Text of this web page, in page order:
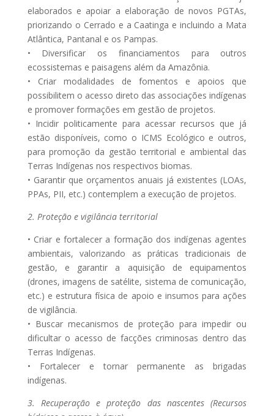
elaborados e apoiar a elaboração de novos PGTAs,
priorizando o Cerrado e a Caatinga e incluindo a Mata
Atlântica, Pantanal e os Pampas.
• Diversificar os financiamentos para outros
ecossistemas e paisagens além da Amazônia.
• Criar modalidades de fomentos e apoios que
possibilitem o acesso direto das associações indígenas
e promover formações em gestão de projetos.
• Incidir politicamente para acessar recursos que já
estão disponíveis, como o ICMS Ecológico e outros,
para promoção da gestão territorial e ambiental das
Terras Indígenas nos respectivos biomas.
• Garantir que orçamentos anuais já existentes (LOAs,
PPAs, PII, etc.) contemplem a execução de projetos.
2. Proteção e vigilância territorial
• Criar e fortalecer a formação dos indígenas agentes
ambientais, valorizando as práticas tradicionais de
gestão, e garantir a aquisição de equipamentos
(drones, imagens de satélite, sistema de comunicação,
etc.) e estrutura física de apoio e insumos para ações
de vigilância.
• Buscar mecanismos de proteção para impedir ou
dificultar o acesso de facções criminosas dentro das
Terras Indígenas.
• Fortalecer e tornar permanente as brigadas
indígenas.
3. Recuperação e proteção das nascentes (Recursos